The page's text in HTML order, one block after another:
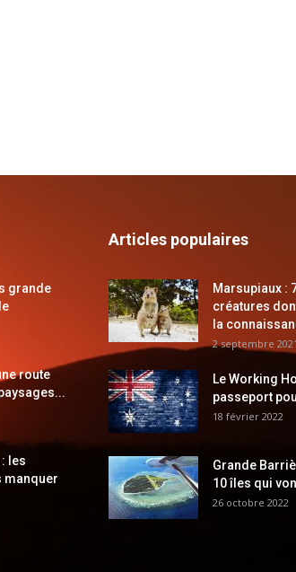
grande
route
les
manquer
Articles populaires
Marsupiaux :
créatures
la
2 septembre 2021
Le Working
passeport
18 février 2022
Grande
10 îles qui
26 octobre 2022